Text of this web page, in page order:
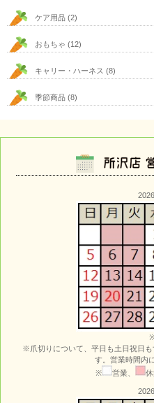
ケア用品 (2)
おもちゃ (12)
キャリー・ハーネス (8)
季節商品 (8)
※
※爪切りについて、平日も土日祝日
す。営業時間内
※
営業、 休